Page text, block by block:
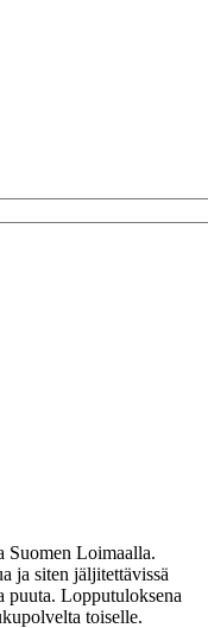
Suomen Loimaalla.
ja siten jäljitettävissä
puuta. Lopputuloksena
toiselle.